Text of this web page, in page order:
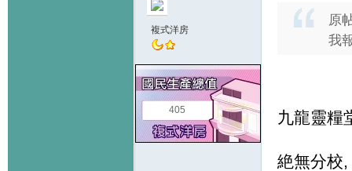
複式洋房
405
原
我
九龍靈糧
絶無分校